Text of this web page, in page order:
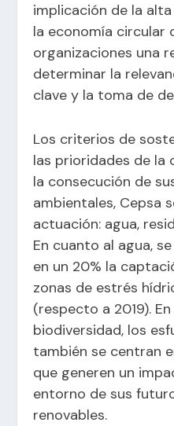
implicación de la
la economía circular
organizaciones una
determinar la
clave y la toma de
Los criterios de
las prioridades de la
la consecución de
ambientales, Cepsa
actuación: agua,
En cuanto al agua,
en un 20% la
zonas de estrés
(respecto a 2019).
biodiversidad, los
también se centran
que generen un
entorno de sus
renovables.